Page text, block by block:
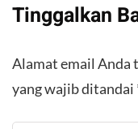
Tinggalkan
Alamat email Anda
yang wajib ditandai